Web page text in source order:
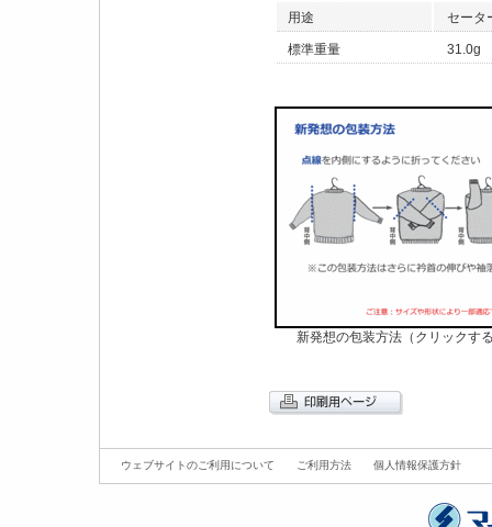
用途 セータ
標準重量 31.0g
新発想の包装方法（クリックす
ウェブサイトのご利用について ご利用方法 個人情報保護方針